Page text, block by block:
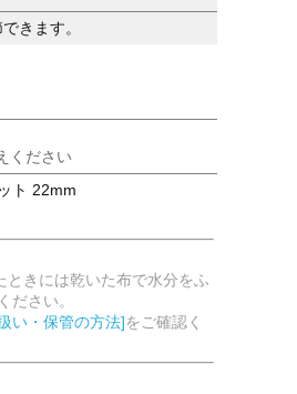
きます。
ください
ト 22mm
きには乾いた布で水分をふ
ださい。
い・保管の方法]をご確認く